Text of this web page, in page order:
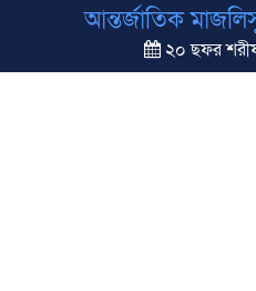
আন্তর্জাতিক
২০ ছফর